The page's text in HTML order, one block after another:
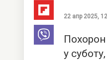
22 апр 2025,
у